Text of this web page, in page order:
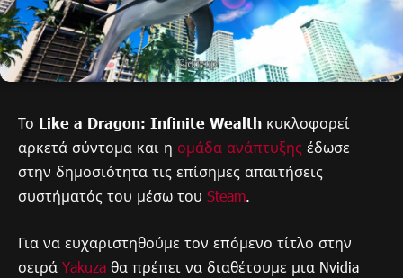
Το Like a Dragon: Infinite Wealth κυκλοφορεί
αρκετά σύντομα και η ομάδα ανάπτυξης έδωσε
στην δημοσιότητα τις επίσημες απαιτήσεις
συστήματός του μέσω του Steam.
Για να ευχαριστηθούμε τον επόμενο τίτλο στην
σειρά Yakuza θα πρέπει να διαθέτουμε μια Nvidia